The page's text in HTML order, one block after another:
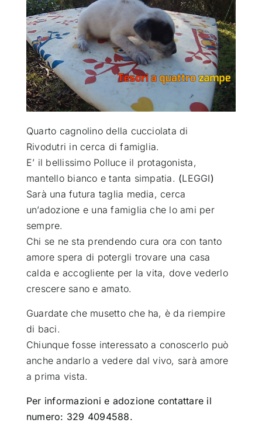
ATTUALITÀ
VIDEO
CHI SIAMO
RUBRICHE
SEMPRE CON ME
Quarto cagnolino della cucciolata di
Rivodutri in cerca di famiglia.
E’ il bellissimo Polluce il protagonista,
mantello bianco e tanta simpatia. (LEGGI)
Sarà una futura taglia media, cerca
un’adozione e una famiglia che lo ami per
sempre.
Chi se ne sta prendendo cura ora con tanto
amore spera di potergli trovare una casa
calda e accogliente per la vita, dove vederlo
crescere sano e amato.
Guardate che musetto che ha, è da riempire
di baci.
Chiunque fosse interessato a conoscerlo può
anche andarlo a vedere dal vivo, sarà amore
a prima vista.
Per informazioni e adozione contattare il
numero: 329 4094588.